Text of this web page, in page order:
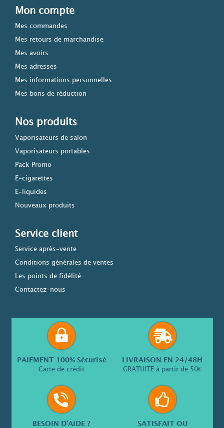
Mon compte
Mes commandes
Mes retours de marchandise
Mes avoirs
Mes adresses
Mes informations personnelles
Mes bons de réduction
Nos produits
Vaporisateurs de salon
Vaporisateurs portables
Pack Promo
E-cigarettes
E-liquides
Nouveaux produits
Service client
Service après-vente
Conditions générales de ventes
Les points de fidélité
Contactez-nous
PAIEMENT 100% Sécurisé
Carte de crédit
LIVRAISON EN 24/48H
GRATUITE à partir de 50€
BESOIN D’AIDE ? SATISFAIT OU